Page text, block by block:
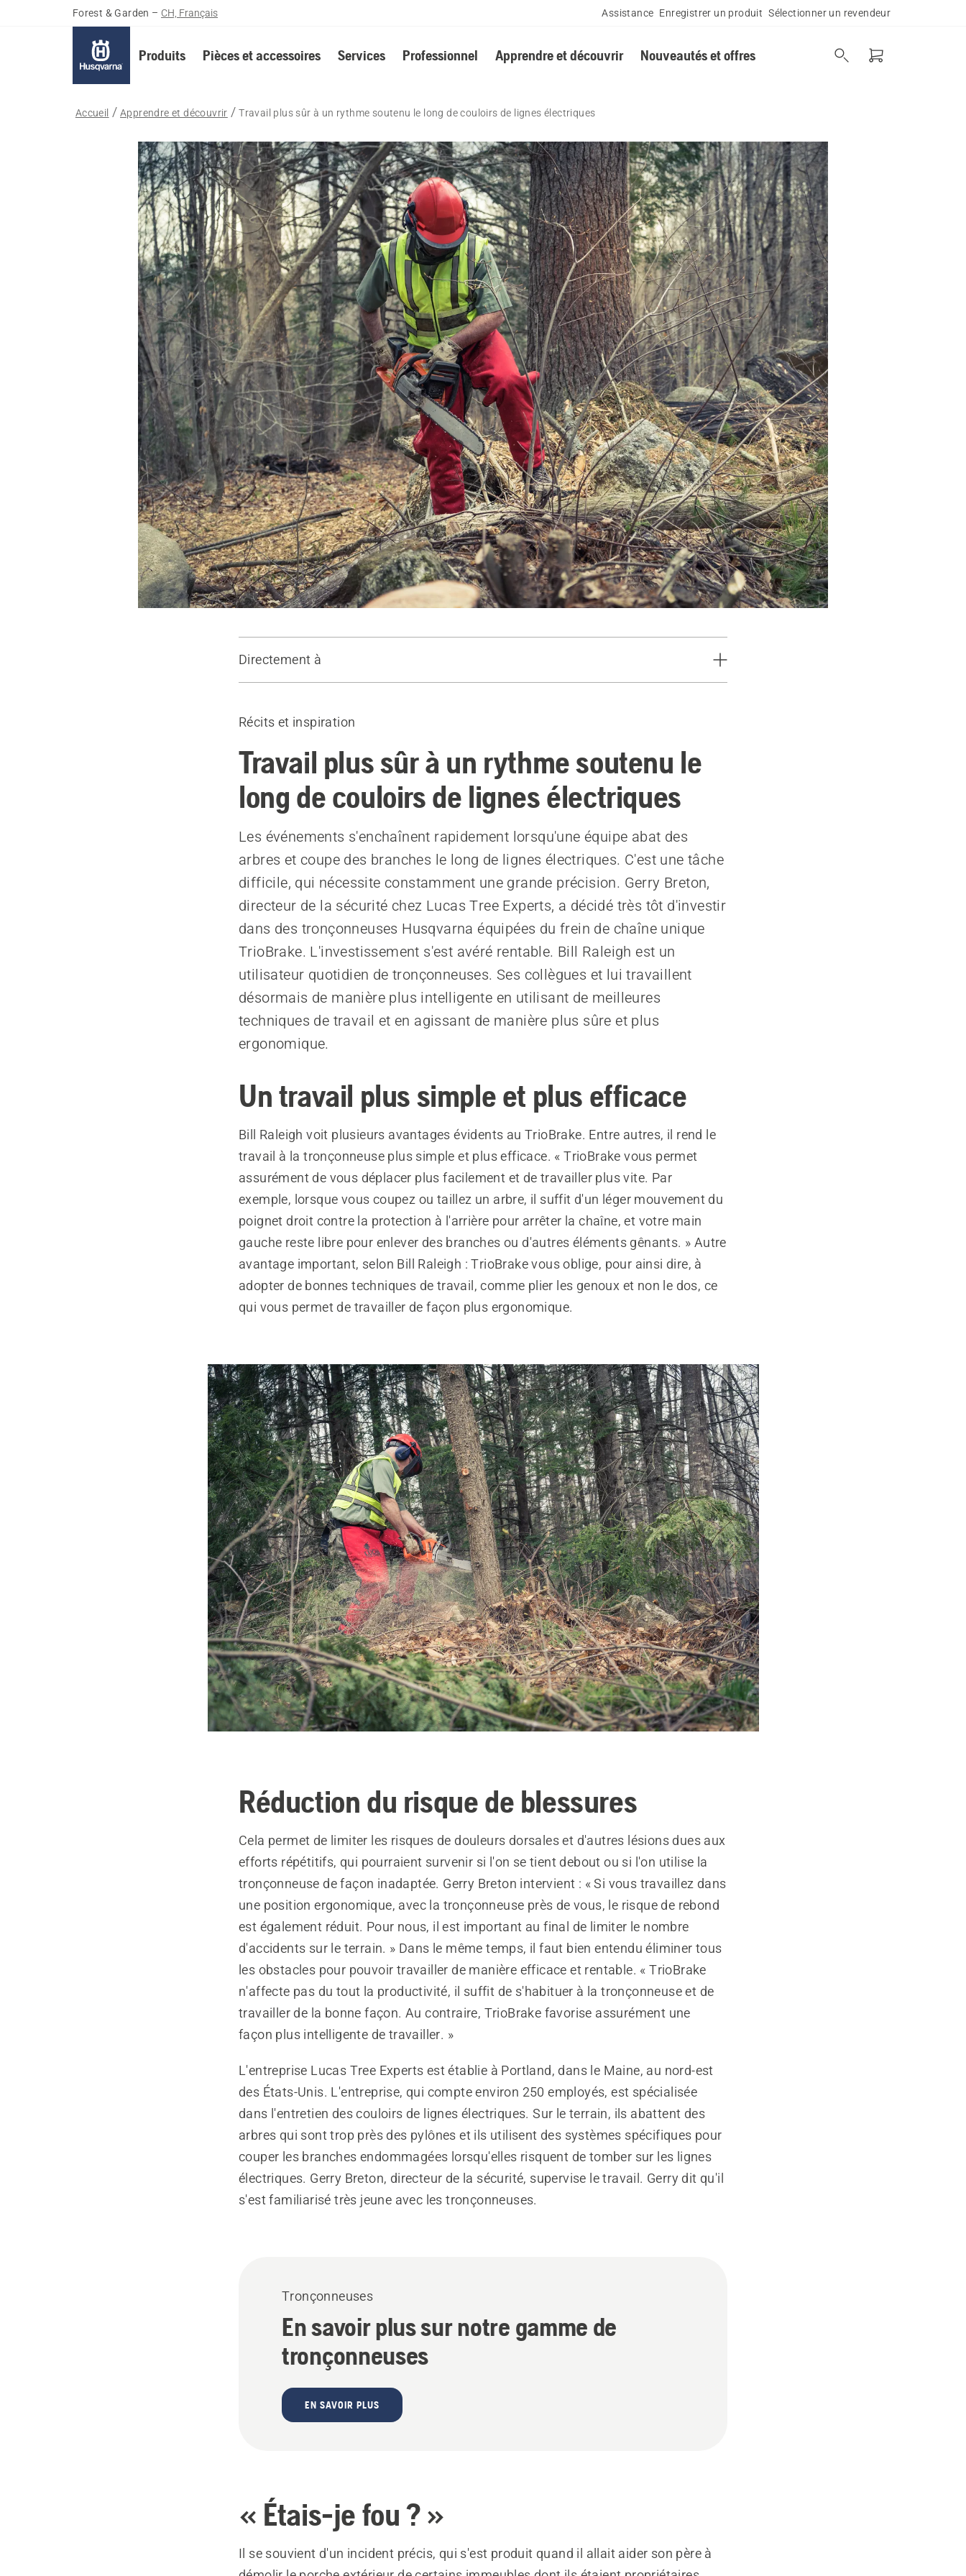
Forest & Garden – CH, Français Assistance Enregistrer un produit Sélectionner un revendeur
Produits Pièces et accessoires Services Professionnel Apprendre et découvrir Nouveautés et offres
Accueil Apprendre et découvrir Travail plus sûr à un rythme soutenu le long de couloirs de lignes électriques
Directement à
3 manières d'arrêter la chaîne
Récits et inspiration
Travail plus sûr à un rythme soutenu le
long de couloirs de lignes électriques
Les événements s'enchaînent rapidement lorsqu'une équipe abat des
arbres et coupe des branches le long de lignes électriques. C'est une tâche
difficile, qui nécessite constamment une grande précision. Gerry Breton,
directeur de la sécurité chez Lucas Tree Experts, a décidé très tôt d'investir
dans des tronçonneuses Husqvarna équipées du frein de chaîne unique
TrioBrake. L'investissement s'est avéré rentable. Bill Raleigh est un
utilisateur quotidien de tronçonneuses. Ses collègues et lui travaillent
désormais de manière plus intelligente en utilisant de meilleures
techniques de travail et en agissant de manière plus sûre et plus
ergonomique.
Un travail plus simple et plus efficace
Bill Raleigh voit plusieurs avantages évidents au TrioBrake. Entre autres, il rend le
travail à la tronçonneuse plus simple et plus efficace. « TrioBrake vous permet
assurément de vous déplacer plus facilement et de travailler plus vite. Par
exemple, lorsque vous coupez ou taillez un arbre, il suffit d'un léger mouvement du
poignet droit contre la protection à l'arrière pour arrêter la chaîne, et votre main
gauche reste libre pour enlever des branches ou d'autres éléments gênants. » Autre
avantage important, selon Bill Raleigh : TrioBrake vous oblige, pour ainsi dire, à
adopter de bonnes techniques de travail, comme plier les genoux et non le dos, ce
qui vous permet de travailler de façon plus ergonomique.
Réduction du risque de blessures
Cela permet de limiter les risques de douleurs dorsales et d'autres lésions dues aux
efforts répétitifs, qui pourraient survenir si l'on se tient debout ou si l'on utilise la
tronçonneuse de façon inadaptée. Gerry Breton intervient : « Si vous travaillez dans
une position ergonomique, avec la tronçonneuse près de vous, le risque de rebond
est également réduit. Pour nous, il est important au final de limiter le nombre
d'accidents sur le terrain. » Dans le même temps, il faut bien entendu éliminer tous
les obstacles pour pouvoir travailler de manière efficace et rentable. « TrioBrake
n'affecte pas du tout la productivité, il suffit de s'habituer à la tronçonneuse et de
travailler de la bonne façon. Au contraire, TrioBrake favorise assurément une
façon plus intelligente de travailler. »
L'entreprise Lucas Tree Experts est établie à Portland, dans le Maine, au nord-est
des États-Unis. L'entreprise, qui compte environ 250 employés, est spécialisée
dans l'entretien des couloirs de lignes électriques. Sur le terrain, ils abattent des
arbres qui sont trop près des pylônes et ils utilisent des systèmes spécifiques pour
couper les branches endommagées lorsqu'elles risquent de tomber sur les lignes
électriques. Gerry Breton, directeur de la sécurité, supervise le travail. Gerry dit qu'il
s'est familiarisé très jeune avec les tronçonneuses.
Tronçonneuses
En savoir plus sur notre gamme de
tronçonneuses
EN SAVOIR PLUS
« Étais-je fou ? »
Il se souvient d'un incident précis, qui s'est produit quand il allait aider son père à